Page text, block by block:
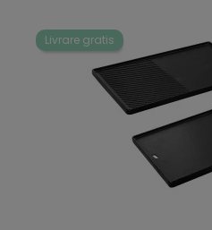
Livrare gratis